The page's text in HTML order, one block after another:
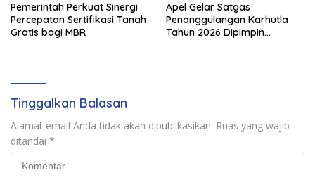
Pemerintah Perkuat Sinergi
Percepatan Sertifikasi Tanah
Gratis bagi MBR
Apel Gelar Satgas
Penanggulangan Karhutla
Tahun 2026 Dipimpin
Tinggalkan Balasan
Alamat email Anda tidak akan dipublikasikan. Ruas yang wajib
ditandai *